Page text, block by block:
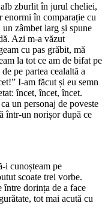
zburlit în jurul cheliei,
enormi în comparație cu
zâmbet larg și spune
Azi m-a văzut
cu pas grăbit, mă
la tot ce am de bifat pe
pe partea cealaltă a
I-am făcut și eu semn
încet, încet, încet.
un personaj de poveste
într-un norișor după ce
i cunoșteam pe
scoate trei vorbe.
între dorința de a face
tot mai acută cu